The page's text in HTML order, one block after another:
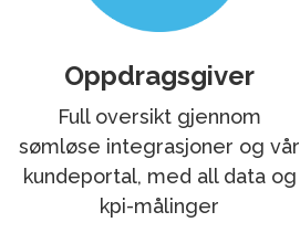
Oppdragsgiver
Full oversikt gjennom
sømløse integrasjoner og vår
kundeportal, med all data og
kpi-målinger